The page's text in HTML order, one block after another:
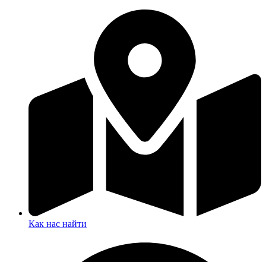
Как нас найти